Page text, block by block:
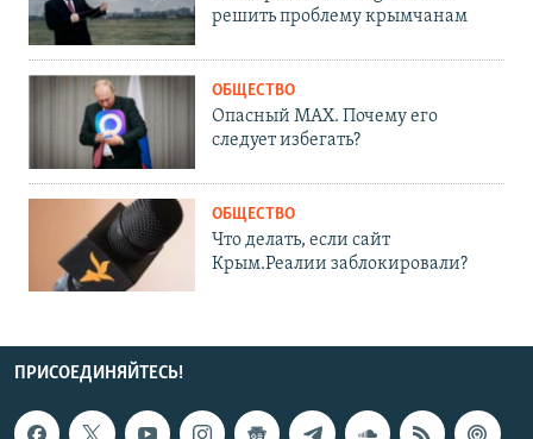
решить проблему крымчанам
ОБЩЕСТВО
Опасный MAX. Почему его
следует избегать?
ОБЩЕСТВО
Что делать, если сайт
Крым.Реалии заблокировали?
ПРИСОЕДИНЯЙТЕСЬ!